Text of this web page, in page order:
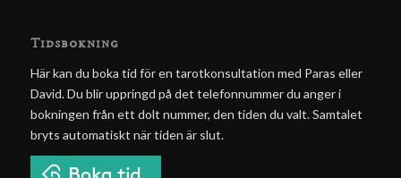
Tidsbokning
Här kan du boka tid för en tarotkonsultation med Paras eller
David. Du blir uppringd på det telefonnummer du anger i
bokningen från ett dolt nummer, den tiden du valt. Samtalet
bryts automatiskt när tiden är slut.